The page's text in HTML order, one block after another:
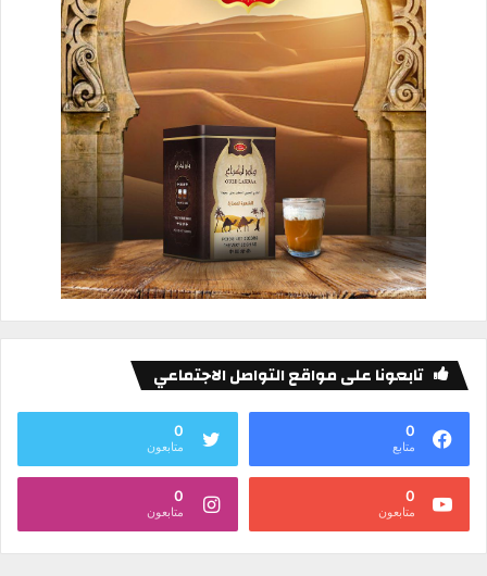
تابعونا على مواقع التواصل الاجتماعي
0
متابع
0
متابعون
0
متابعون
0
متابعون